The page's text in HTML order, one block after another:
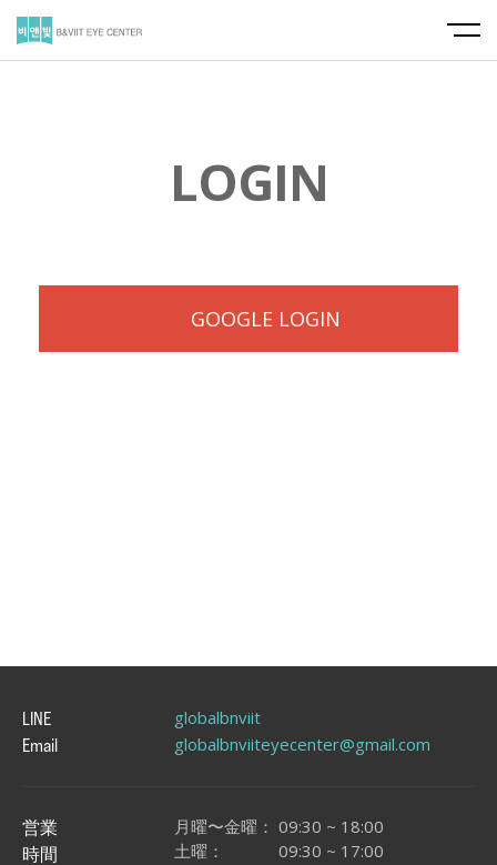
LOGIN
GOOGLE LOGIN
LINE globalbnviit
Email globalbnviiteyecenter@gmail.com
営業
時間
月曜〜金曜： 09:30 ~ 18:00
土曜：
09:30 ~ 17:00